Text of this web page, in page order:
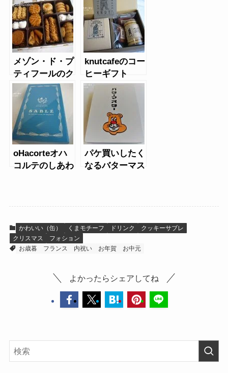
メゾン・ド・プ
ティフールのク
ッキー缶
knutcafeのコー
ヒーギフト
oHacorteオハ
コルテのしあわ
パケ買いしたく
なるバターマス
かわいい（缶） くまモチーフ ドリンク
クッキーサブレ
クリスマス
フォション
お歳暮
フランス 内祝い お年賀 お中元
よかったらシェアしてね